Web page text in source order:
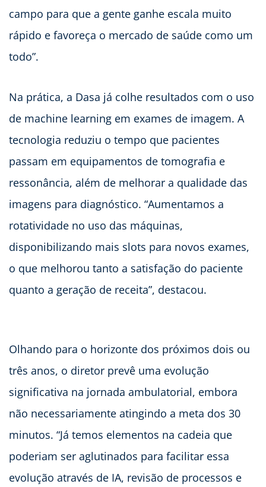
campo para que a gente ganhe escala muito
rápido e favoreça o mercado de saúde como um
todo”.
Na prática, a Dasa já colhe resultados com o uso
de machine learning em exames de imagem. A
tecnologia reduziu o tempo que pacientes
passam em equipamentos de tomografia e
ressonância, além de melhorar a qualidade das
imagens para diagnóstico. “Aumentamos a
rotatividade no uso das máquinas,
disponibilizando mais slots para novos exames,
o que melhorou tanto a satisfação do paciente
quanto a geração de receita”, destacou.
Olhando para o horizonte dos próximos dois ou
três anos, o diretor prevê uma evolução
significativa na jornada ambulatorial, embora
não necessariamente atingindo a meta dos 30
minutos. “Já temos elementos na cadeia que
poderiam ser aglutinados para facilitar essa
evolução através de IA, revisão de processos e